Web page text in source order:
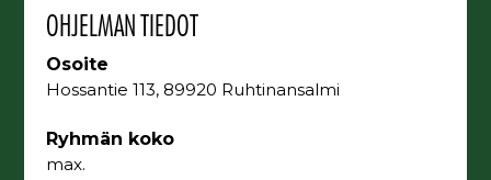
OHJELMAN TIEDOT
Osoite
Hossantie 113, 89920 Ruhtinansalmi
Ryhmän koko
max.